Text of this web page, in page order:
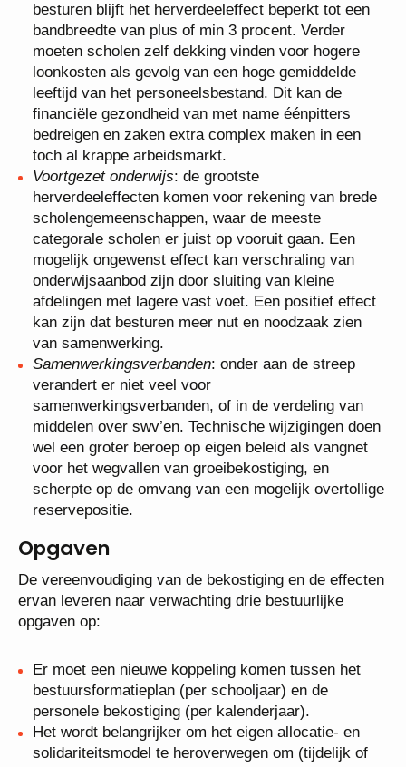
besturen blijft het herverdeeleffect beperkt tot een
bandbreedte van plus of min 3 procent. Verder
moeten scholen zelf dekking vinden voor hogere
loonkosten als gevolg van een hoge gemiddelde
leeftijd van het personeelsbestand. Dit kan de
financiële gezondheid van met name éénpitters
bedreigen en zaken extra complex maken in een
toch al krappe arbeidsmarkt.
Voortgezet onderwijs: de grootste
herverdeeleffecten komen voor rekening van brede
scholengemeenschappen, waar de meeste
categorale scholen er juist op vooruit gaan. Een
mogelijk ongewenst effect kan verschraling van
onderwijsaanbod zijn door sluiting van kleine
afdelingen met lagere vast voet. Een positief effect
kan zijn dat besturen meer nut en noodzaak zien
van samenwerking.
Samenwerkingsverbanden: onder aan de streep
verandert er niet veel voor
samenwerkingsverbanden, of in de verdeling van
middelen over swv’en. Technische wijzigingen doen
wel een groter beroep op eigen beleid als vangnet
voor het wegvallen van groeibekostiging, en
scherpte op de omvang van een mogelijk overtollige
reservepositie.
Opgaven
De vereenvoudiging van de bekostiging en de effecten
ervan leveren naar verwachting drie bestuurlijke
opgaven op:
Er moet een nieuwe koppeling komen tussen het
bestuursformatieplan (per schooljaar) en de
personele bekostiging (per kalenderjaar).
Het wordt belangrijker om het eigen allocatie- en
solidariteitsmodel te heroverwegen om (tijdelijk of